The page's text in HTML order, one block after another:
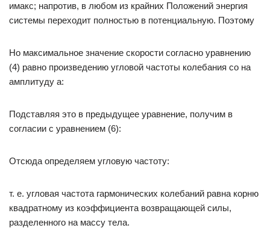
имакс; напротив, в любом из крайних Положений энергия
системы переходит полностью в потенциальную. Поэтому
Но максимальное значение скорости согласно уравнению
(4) равно произведению угловой частоты колебания со на
амплитуду а:
Подставляя это в предыдущее уравнение, получим в
согласии с уравнением (6):
Отсюда определяем угловую частоту:
т. е. угловая частота гармонических колебаний равна корню
квадратному из коэффициента возвращающей силы,
разделенного на массу тела.